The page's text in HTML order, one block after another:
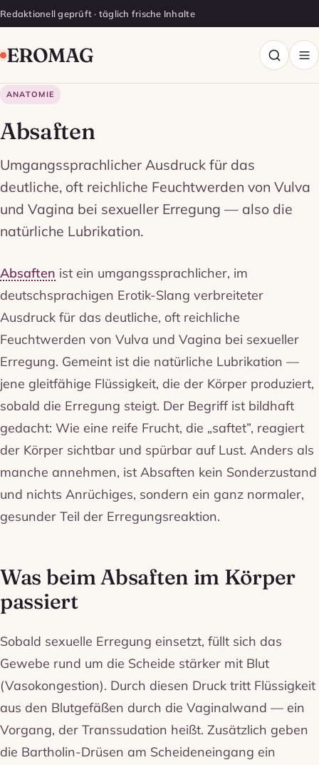
Redaktionell geprüft · täglich frische Inhalte
EROMAG
ANATOMIE
Absaften
Umgangssprachlicher Ausdruck für das
deutliche, oft reichliche Feuchtwerden von Vulva
und Vagina bei sexueller Erregung — also die
natürliche Lubrikation.
Absaften ist ein umgangssprachlicher, im
deutschsprachigen Erotik-Slang verbreiteter
Ausdruck für das deutliche, oft reichliche
Feuchtwerden von Vulva und Vagina bei sexueller
Erregung. Gemeint ist die natürliche Lubrikation —
jene gleitfähige Flüssigkeit, die der Körper produziert,
sobald die Erregung steigt. Der Begriff ist bildhaft
gedacht: Wie eine reife Frucht, die „saftet”, reagiert
der Körper sichtbar und spürbar auf Lust. Anders als
manche annehmen, ist Absaften kein Sonderzustand
und nichts Anrüchiges, sondern ein ganz normaler,
gesunder Teil der Erregungsreaktion.
Was beim Absaften im Körper
passiert
Sobald sexuelle Erregung einsetzt, füllt sich das
Gewebe rund um die Scheide stärker mit Blut
(Vasokongestion). Durch diesen Druck tritt Flüssigkeit
aus den Blutgefäßen durch die Vaginalwand — ein
Vorgang, der Transsudation heißt. Zusätzlich geben
die Bartholin-Drüsen am Scheideneingang ein